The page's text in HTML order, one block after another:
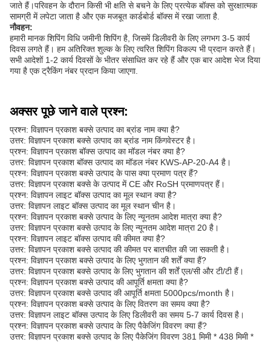
जाते हैं।परिवहन के दौरान किसी भी क्षति से बचने के लिए प्रत्येक बॉक्स को सुरक्षात्मक
सामग्री में लपेटा जाता है और एक मजबूत कार्डबोर्ड बॉक्स में रखा जाता है.
नौवहन:
हमारी मानक शिपिंग विधि जमीनी शिपिंग है, जिसमें डिलीवरी के लिए लगभग 3-5 कार्य
दिवस लगते हैं। हम अतिरिक्त शुल्क के लिए त्वरित शिपिंग विकल्प भी प्रदान करते हैं।
सभी आदेशों 1-2 कार्य दिवसों के भीतर संसाधित कर रहे हैं और एक बार आदेश भेज दिया
गया है एक ट्रैकिंग नंबर प्रदान किया जाएगा.
अक्सर पूछे जाने वाले प्रश्न:
प्रश्न: विज्ञापन प्रकाश बक्से उत्पाद का ब्रांड नाम क्या है?
उत्तर: विज्ञापन प्रकाश बक्से उत्पाद का ब्रांड नाम किंगवेस्टर है।
प्रश्न: विज्ञापन प्रकाश बॉक्स उत्पाद का मॉडल नंबर क्या है?
उत्तर: विज्ञापन प्रकाश बॉक्स उत्पाद का मॉडल नंबर KWS-AP-20-A4 है।
प्रश्न: विज्ञापन प्रकाश बक्से उत्पाद के पास क्या प्रमाण पत्र हैं?
उत्तर: विज्ञापन प्रकाश बक्से के उत्पाद में CE और RoSH प्रमाणपत्र हैं।
प्रश्न: विज्ञापन लाइट बॉक्स उत्पाद का मूल स्थान क्या है?
उत्तर: विज्ञापन लाइट बॉक्स उत्पाद का मूल स्थान चीन है।
प्रश्न: विज्ञापन प्रकाश बक्से उत्पाद के लिए न्यूनतम आदेश मात्रा क्या है?
उत्तर: विज्ञापन प्रकाश बक्से उत्पाद के लिए न्यूनतम आदेश मात्रा 20 है।
प्रश्न: विज्ञापन लाइट बॉक्स उत्पाद की कीमत क्या है?
उत्तर: विज्ञापन प्रकाश बक्से उत्पाद की कीमत पर बातचीत की जा सकती है।
प्रश्न: विज्ञापन प्रकाश बक्से उत्पाद के लिए भुगतान की शर्तें क्या हैं?
उत्तर: विज्ञापन प्रकाश बक्से उत्पाद के लिए भुगतान की शर्तें एल/सी और टी/टी हैं।
प्रश्न: विज्ञापन प्रकाश बक्से उत्पाद की आपूर्ति क्षमता क्या है?
उत्तर: विज्ञापन प्रकाश बक्से उत्पाद की आपूर्ति क्षमता 5000pcs/month है।
प्रश्न: विज्ञापन प्रकाश बक्से उत्पाद के लिए वितरण का समय क्या है?
उत्तर: विज्ञापन लाइट बॉक्स उत्पाद के लिए डिलीवरी का समय 5-7 कार्य दिवस है।
प्रश्न: विज्ञापन प्रकाश बक्से उत्पाद के लिए पैकेजिंग विवरण क्या हैं?
उत्तर: विज्ञापन प्रकाश बक्से उत्पाद के लिए पैकेजिंग विवरण 381 मिमी * 438 मिमी *